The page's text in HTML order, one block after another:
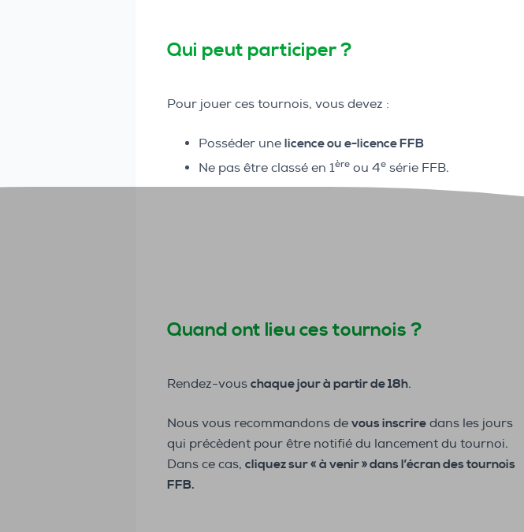
Qui peut participer ?
Pour jouer ces tournois, vous devez :
Posséder une licence ou e-licence FFB
Ne pas être classé en 1ère ou 4e série FFB.
Quand ont lieu ces tournois ?
Rendez-vous chaque jour à partir de 18h.
Nous vous recommandons de vous inscrire dans les jours
qui précèdent pour être notifié du lancement du tournoi.
Dans ce cas, cliquez sur « à venir » dans l’écran des tournois
FFB.